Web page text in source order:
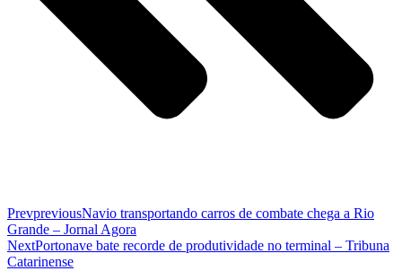
PrevpreviousNavio transportando carros de combate chega a Rio
Grande – Jornal Agora
NextPortonave bate recorde de produtividade no terminal – Tribuna
Catarinense